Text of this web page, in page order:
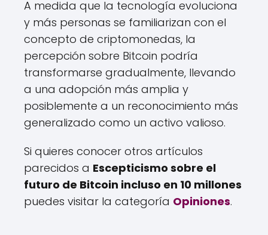
A medida que la tecnología evoluciona
y más personas se familiarizan con el
concepto de criptomonedas, la
percepción sobre Bitcoin podría
transformarse gradualmente, llevando
a una adopción más amplia y
posiblemente a un reconocimiento más
generalizado como un activo valioso.
Si quieres conocer otros artículos
parecidos a Escepticismo sobre el
futuro de Bitcoin incluso en 10 millones
puedes visitar la categoría Opiniones.